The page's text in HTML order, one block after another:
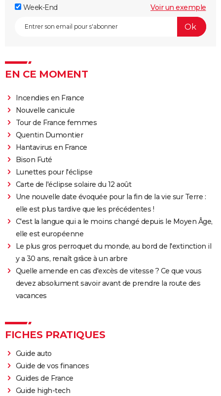
Week-End
Voir un exemple
EN CE MOMENT
Incendies en France
Nouvelle canicule
Tour de France femmes
Quentin Dumontier
Hantavirus en France
Bison Futé
Lunettes pour l'éclipse
Carte de l'éclipse solaire du 12 août
Une nouvelle date évoquée pour la fin de la vie sur Terre :
elle est plus tardive que les précédentes !
C'est la langue qui a le moins changé depuis le Moyen Âge,
elle est européenne
Le plus gros perroquet du monde, au bord de l'extinction il
y a 30 ans, renaît grâce à un arbre
Quelle amende en cas d'excès de vitesse ? Ce que vous
devez absolument savoir avant de prendre la route des
vacances
FICHES PRATIQUES
Guide auto
Guide de vos finances
Guides de France
Guide high-tech